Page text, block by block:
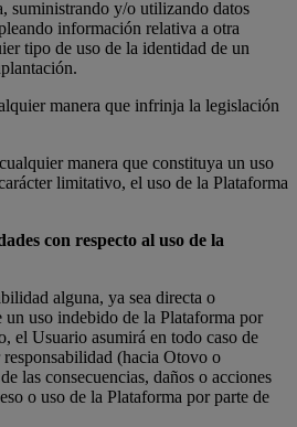
suministrando y/o utilizando datos
información relativa a otra
tipo de uso de la identidad de un
manera que infrinja la legislación
manera que constituya un uso
limitativo, el uso de la Plataforma
con respecto al uso de la
alguna, ya sea directa o
un uso indebido de la Plataforma por
el Usuario asumirá en todo caso de
(hacia Otovo o
las consecuencias, daños o acciones
o uso de la Plataforma por parte de